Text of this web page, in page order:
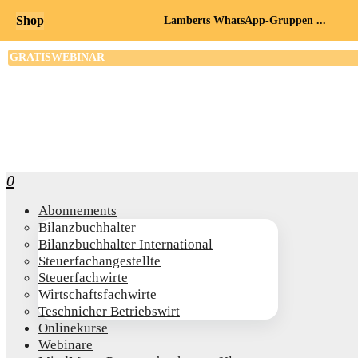
0
Abon­ne­ments
Bilanz­buch­hal­ter
Bilanz­buch­hal­ter International
Steu­er­fach­an­ge­stell­te
Steu­er­fach­wir­te
Wirt­schafts­fach­wir­te
Teschni­cher Betriebswirt
Online­kur­se
Web­i­na­re
Shop Lamberts WhatsApp-Gruppen ...